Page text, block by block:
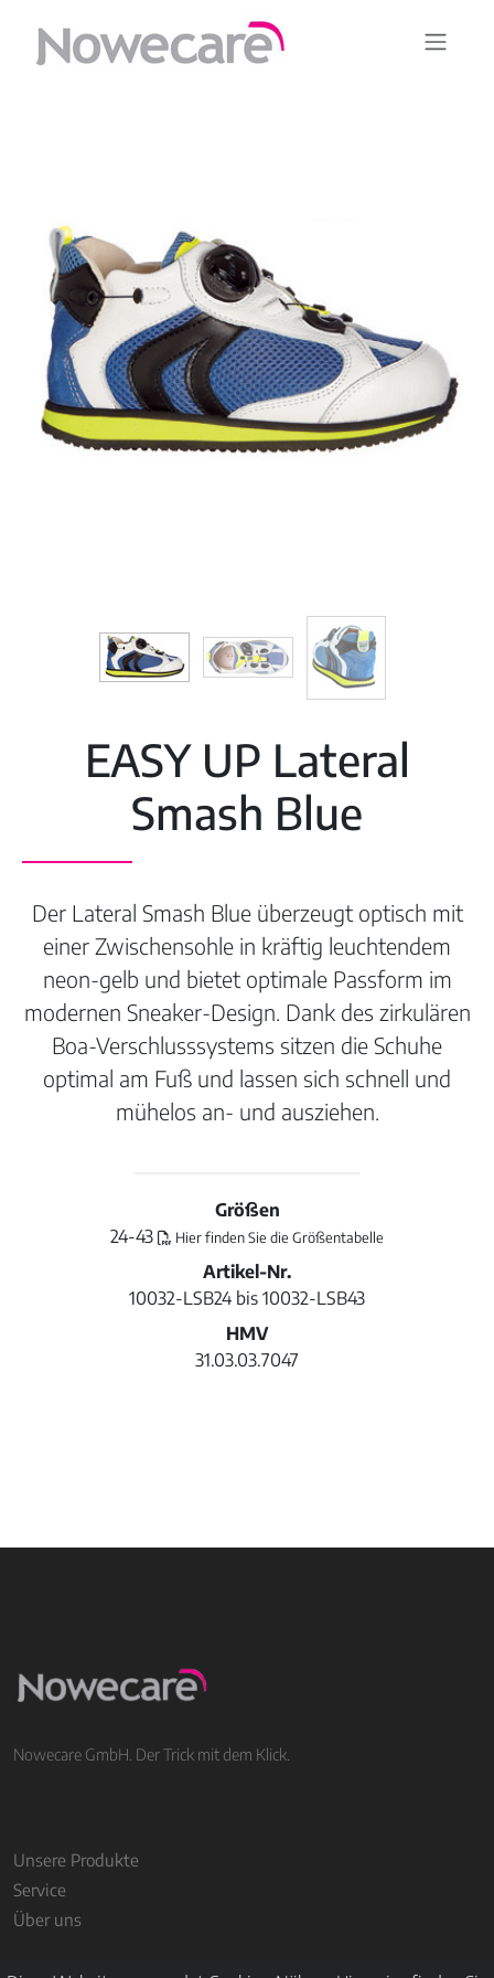
EASY UP Lateral
Smash Blue
Der Lateral Smash Blue überzeugt optisch mit
einer Zwischensohle in kräftig leuchtendem
neon-gelb und bietet optimale Passform im
modernen Sneaker-Design. Dank des zirkulären
Boa-Verschlusssystems sitzen die Schuhe
optimal am Fuß und lassen sich schnell und
mühelos an- und ausziehen.
Größen
24-43
Hier finden Sie die Größentabelle
Artikel-Nr.
10032-LSB24 bis 10032-LSB43
HMV
31.03.03.7047
Nowecare GmbH. Der Trick mit dem Klick.
Unsere Produkte
Service
Über uns